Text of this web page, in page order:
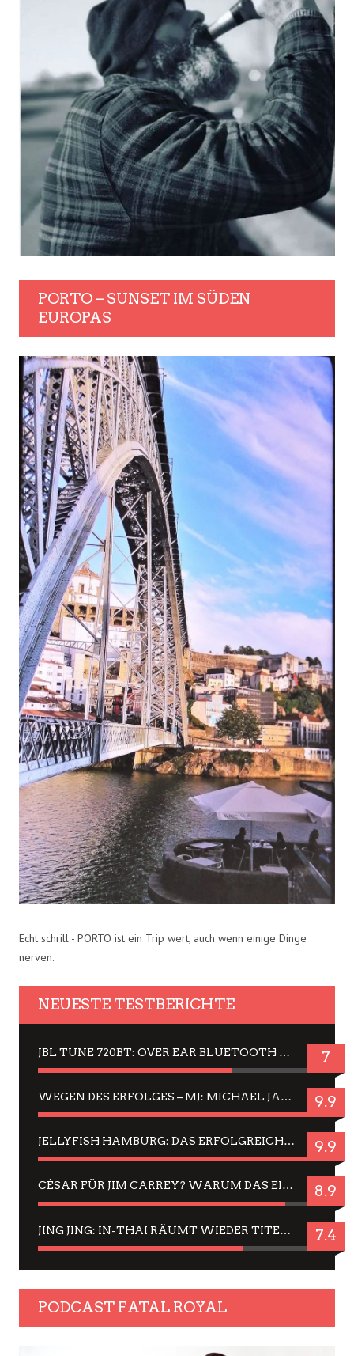
PORTO – SUNSET IM SÜDEN
EUROPAS
Echt schrill - PORTO ist ein Trip wert, auch wenn einige Dinge
nerven.
NEUESTE TESTBERICHTE
JBL TUNE 720BT: OVER EAR BLUETOOTH KOPFHÖRER UM DIE 50,-€ IM DAUER-TEST 7
WEGEN DES ERFOLGES – MJ: MICHAEL JACKSON MUSICAL IN EINER MATINEE SEHEN 9.9
JELLYFISH HAMBURG: DAS ERFOLGREICHE SOMMER-MENÜ 2025 IN GEFÜHLEN UND BILDERN 9.9
CÉSAR FÜR JIM CARREY? WARUM DAS EINER DER NERVIGSTEN ACTORS IST UND BLEIBT 8.9
JING JING: IN-THAI RÄUMT WIEDER TITEL AB – EIN ZWEI-STUNDEN-ERLEBNISBERICHT 7.4
PODCAST FATAL ROYAL